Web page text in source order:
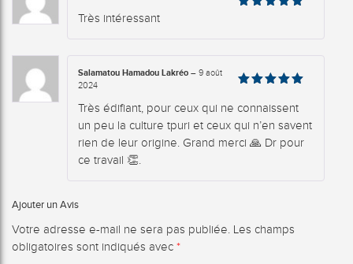
Très intéressant
sur 5
Salamatou Hamadou Lakréo – 9 août
2024
Très édifiant, pour ceux qui ne connaissent
un peu la culture tpuri et ceux qui n’en savent
rien de leur origine. Grand merci 🙏 Dr pour
ce travail 👏.
Ajouter un Avis
Votre adresse e-mail ne sera pas publiée. Les champs
obligatoires sont indiqués avec *